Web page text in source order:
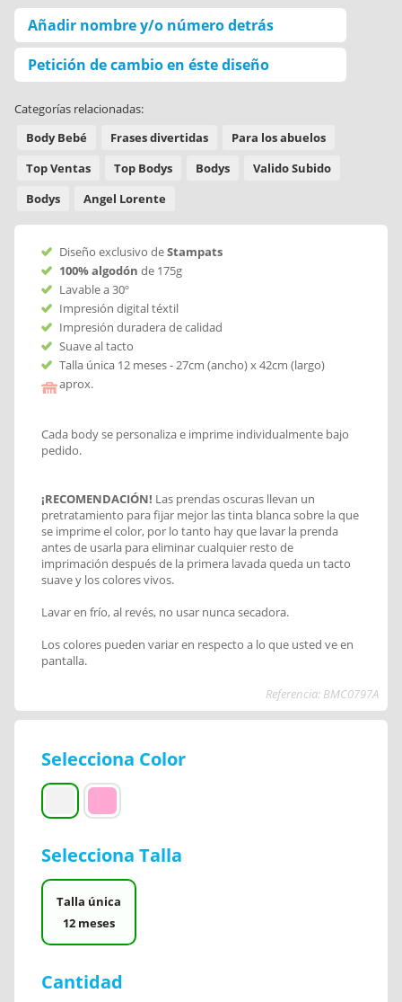
Añadir nombre y/o número detrás
Petición de cambio en éste diseño
Categorías relacionadas:
Body Bebé
Frases divertidas
Para los abuelos
Top Ventas
Top Bodys Bodys
Valido Subido
Bodys
Angel Lorente
Diseño exclusivo deStampats
100% algodón de 175g
Lavable a 30º
Impresión digital téxtil
Impresión duradera de calidad
Suave al tacto
Talla única 12 meses - 27cm (ancho) x 42cm (largo)
aprox.
Cada body se personaliza e imprime individualmente bajo
pedido.
¡RECOMENDACIÓN! Las prendas oscuras llevan un
pretratamiento para fijar mejor las tinta blanca sobre la que
se imprime el color, por lo tanto hay que lavar la prenda
antes de usarla para eliminar cualquier resto de
imprimación después de la primera lavada queda un tacto
suave y los colores vivos.
Lavar en frío, al revés, no usar nunca secadora.
Los colores pueden variar en respecto a lo que usted ve en
pantalla.
Referencia: BMC0797A
Selecciona Color
Selecciona Talla
Talla única
12 meses
Cantidad